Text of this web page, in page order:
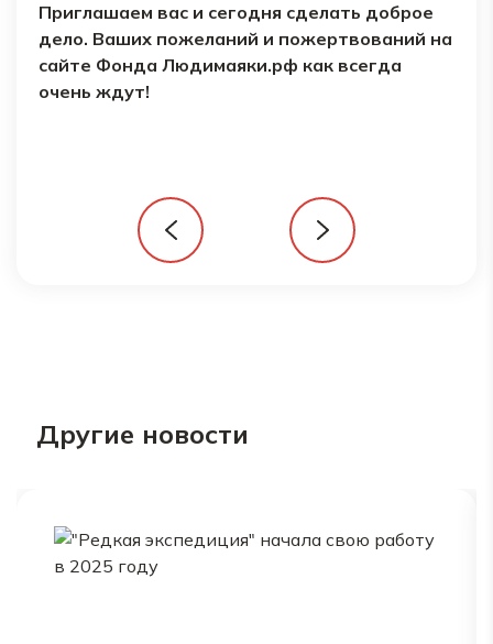
Приглашаем вас и сегодня сделать доброе
дело. Ваших пожеланий и пожертвований на
сайте Фонда Людимаяки.рф как всегда
очень ждут!
Другие новости